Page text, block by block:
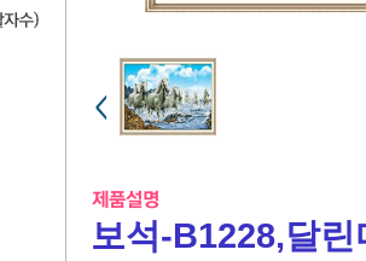
보석-B1228,달린